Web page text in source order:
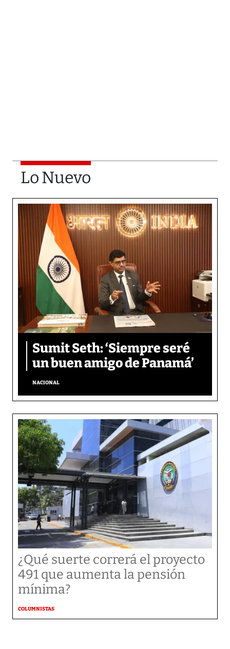
Lo Nuevo
Sumit Seth: ‘Siempre seré
un buen amigo de Panamá’
NACIONAL
¿Qué suerte correrá el proyecto
491 que aumenta la pensión
mínima?
COLUMNISTAS